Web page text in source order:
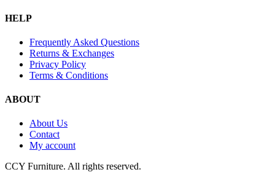
HELP
Frequently Asked Questions
Returns & Exchanges
Privacy Policy
Terms & Conditions
ABOUT
About Us
Contact
My account
CCY Furniture. All rights reserved.